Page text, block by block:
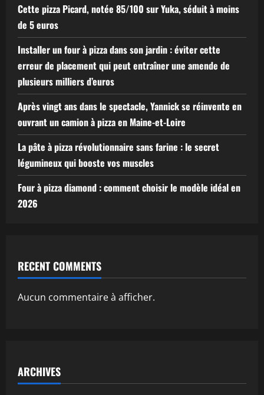
Cette pizza Picard, notée 85/100 sur Yuka, séduit à moins
de 5 euros
Installer un four à pizza dans son jardin : éviter cette
erreur de placement qui peut entraîner une amende de
plusieurs milliers d’euros
Après vingt ans dans le spectacle, Yannick se réinvente en
ouvrant un camion à pizza en Maine-et-Loire
La pâte à pizza révolutionnaire sans farine : le secret
légumineux qui booste vos muscles
Four à pizza diamond : comment choisir le modèle idéal en
2026
RECENT COMMENTS
Aucun commentaire à afficher.
ARCHIVES